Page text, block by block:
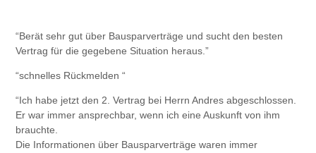
“Berät sehr gut über Bausparverträge und sucht den besten
Vertrag für die gegebene Situation heraus.”
“schnelles Rückmelden “
“Ich habe jetzt den 2. Vertrag bei Herrn Andres abgeschlossen.
Er war immer ansprechbar, wenn ich eine Auskunft von ihm
brauchte.
Die Informationen über Bausparverträge waren immer